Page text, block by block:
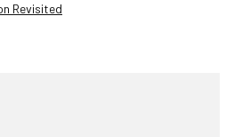
Revisited